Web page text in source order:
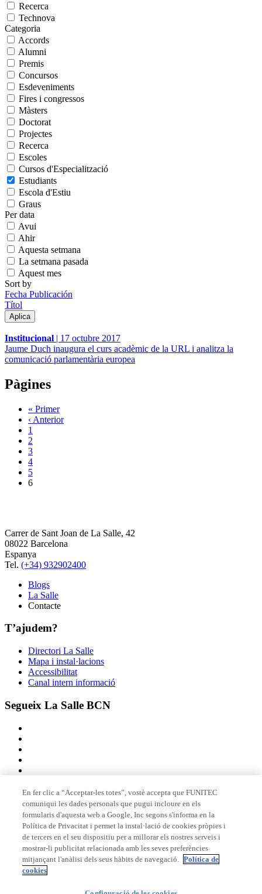
Recerca
Technova
Categoria
Accords
Alumni
Premis
Concursos
Esdeveniments
Fires i congressos
Màsters
Doctorat
Projectes
Recerca
Escoles
Cursos d'Especialització
Estudiants
Escola d'Estiu
Graus
Per data
Avui
Ahir
Aquesta setmana
La setmana pasada
Aquest mes
Sort by
Fecha Publicación
Títol
Institucional | 17 octubre 2017
Jaume Duch inaugura el curs acadèmic de la URL i analitza la
comunicació parlamentària europea
Pàgines
« Primer
‹ Anterior
1
2
3
4
5
6
Carrer de Sant Joan de La Salle, 42
08022 Barcelona
Espanya
Tel. (+34) 932902400
Blogs
La Salle
Contacte
T’ajudem?
Directori La Salle
Mapa i instal·lacions
Accessibilitat
Canal intern informació
Segueix La Salle BCN
Membre de
Acreditacions
En fer clic a “Acceptar-les totes”, vostè accepta que FUNITEC
comuniqui les dades personals que pugui incloure en els
formularis d'aquesta web a Google, Inc segons s'informa en la
Política de Privacitat i permet la instal·lació de cookies pròpies i
de tercers en el seu dispositiu per a millorar els nostres serveis i
mostrar-li publicitat relacionada amb les seves preferències
mitjançant l'anàlisi dels seus hàbits de navegació. Política de
cookies